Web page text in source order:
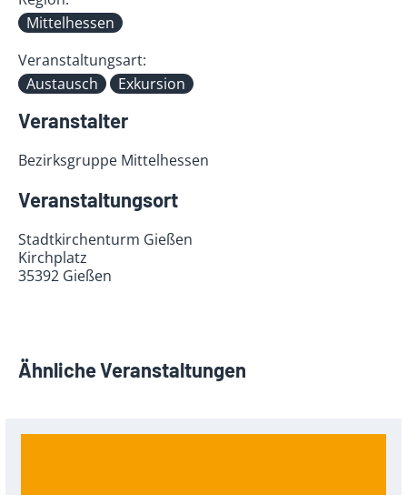
Mittelhessen
Veranstaltungsart:
Austausch
Exkursion
Veranstalter
Bezirksgruppe Mittelhessen
Veranstaltungsort
Stadtkirchenturm Gießen
Kirchplatz
35392 Gießen
Ähnliche Veranstaltungen